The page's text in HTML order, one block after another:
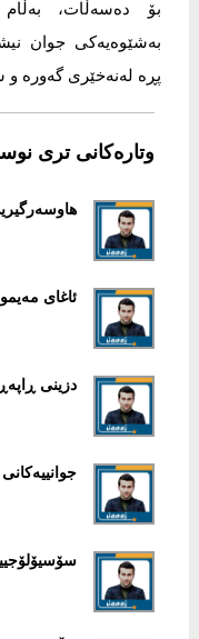
بۆ دەسەڵات،
بەشێوەیەکی جوان
پڕە لەنەخێری گەورە و
وتارەکانی تری
ئاغای
دزینی